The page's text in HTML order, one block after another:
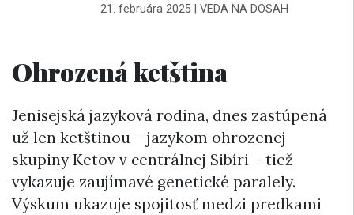
21. februára 2025| VEDA NA DOSAH
Ohrozená ketština
Jenisejská jazyková rodina, dnes zastúpená
už len ketštinou – jazykom ohrozenej
skupiny Ketov v centrálnej Sibíri – tiež
vykazuje zaujímavé genetické paralely.
Výskum ukazuje spojitosť medzi predkami